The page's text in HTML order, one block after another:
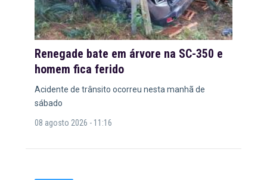
Renegade bate em árvore na SC-350 e
homem fica ferido
Acidente de trânsito ocorreu nesta manhã de
sábado
08 agosto 2026 - 11:16